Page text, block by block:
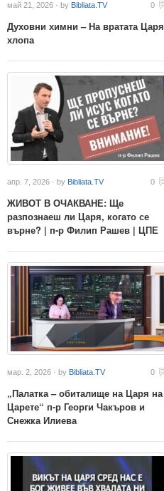
май 21, 2026 · by Bibliata.TV 0
Духовни химни – На вратата Царя
хлопа
апр. 7, 2026 · by Bibliata.TV 0
ЖИВОТ В ОЧАКВАНЕ: Ще
разпознаеш ли Царя, когато се
върне? | п-р Филип Рашев | ЦПЕ
мар. 2, 2026 · by Bibliata.TV 0
„Палатка – обиталище на Царя на
Царете“ п-р Георги Чакъров и
Снежка Илиева